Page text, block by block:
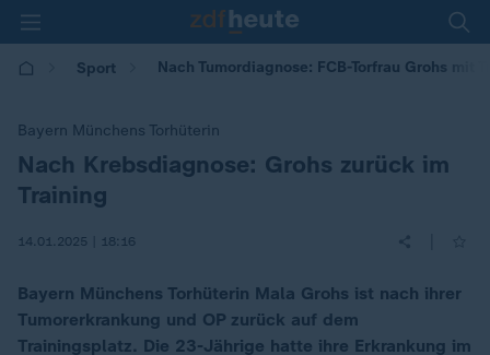
Sport Nach Tumordiagnose: FCB-Torfrau Grohs mit
Bayern Münchens Torhüterin
:Nach Krebsdiagnose: Grohs zurück im
Training
14.01.2025 | 18:16
Bayern Münchens Torhüterin Mala Grohs ist nach ihrer
Tumorerkrankung und OP zurück auf dem
Trainingsplatz. Die 23-Jährige hatte ihre Erkrankung im